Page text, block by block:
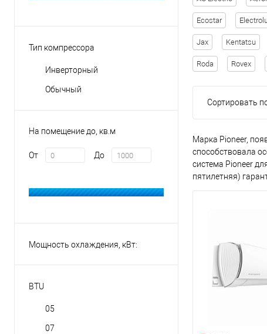
Тип компрессора
Инверторный
Обычный
На помещение до, кв.м
От До
Мощность охлаждения, кВт:
BTU
05
07
Ecostar
Jax Kentatsu
Roda Rovex
Сортировать
Марка Pioneer,
способствовала
система Pioneer
пятилетняя)